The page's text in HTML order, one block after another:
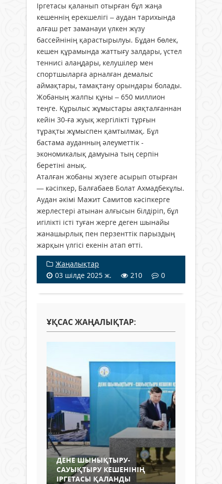
Іргетасы қаланып отырған бұл жаңа
кешеннің ерекшелігі – аудан тарихында
алғаш рет заманауи үлкен жүзу
бассейнінің қарастырылуы. Бұдан бөлек,
кешен құрамында жаттығу залдары, үстел
теннисі алаңдары, келушілер мен
спортшыларға арналған демалыс
аймақтары, тамақтану орындары болады.
Жобаның жалпы құны – 650 миллион
теңге. Құрылыс жұмыстары аяқталғаннан
кейін 30-ға жуық жергілікті тұрғын
тұрақты жұмыспен қамтылмақ. Бұл
бастама ауданның әлеуметтік -
экономикалық дамуына тың серпін
беретіні анық.
Аталған жобаны жүзеге асырып отырған
— кәсіпкер, Балғабаев Болат Ахмадбекұлы.
Аудан әкімі Мажит Самитов кәсіпкерге
жерлестері атынан алғысын білдіріп, бұл
игілікті істі туған жерге деген шынайы
жанашырлық пен перзенттік парыздың
жарқын үлгісі екенін атап өтті.
Жаңалықтар
03 шілде 2025 ж.
210 0
ҰҚСАС ЖАҢАЛЫҚТАР:
ДЕНЕ ШЫНЫҚТЫРУ-
САУЫҚТЫРУ КЕШЕНІНІҢ
ІРГЕТАСЫ ҚАЛАНДЫ